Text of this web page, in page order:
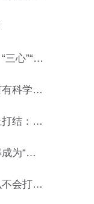
无脊椎动物的智商天花板？“三心”“九脑”的章鱼，智商有多可怕
章鱼智商到底有多高，为何有科学家认为它不是地球生物？
章鱼触手如何识别自身防止打结：背后机制解析
高智商章鱼，它有很大概率成为“海洋的主宰”
章鱼的触手那么多，为什么不会打结？